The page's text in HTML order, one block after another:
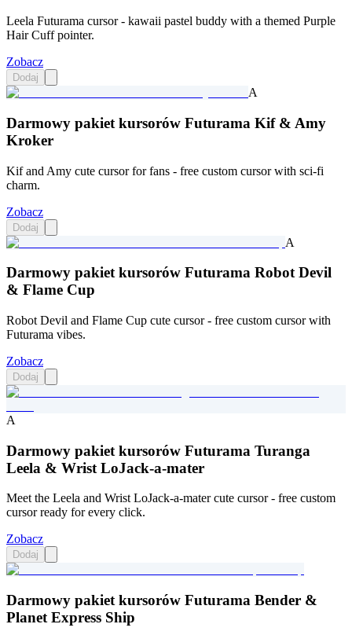
Leela Futurama cursor - kawaii pastel buddy with a themed Purple
Hair Cuff pointer.
Zobacz
Dodaj
A
Darmowy pakiet kursorów Futurama Kif & Amy
Kroker
Kif and Amy cute cursor for fans - free custom cursor with sci-fi
charm.
Zobacz
Dodaj
A
Darmowy pakiet kursorów Futurama Robot Devil
& Flame Cup
Robot Devil and Flame Cup cute cursor - free custom cursor with
Futurama vibes.
Zobacz
Dodaj
A
Darmowy pakiet kursorów Futurama Turanga
Leela & Wrist LoJack-a-mater
Meet the Leela and Wrist LoJack-a-mater cute cursor - free custom
cursor ready for every click.
Zobacz
Dodaj
Darmowy pakiet kursorów Futurama Bender &
Planet Express Ship